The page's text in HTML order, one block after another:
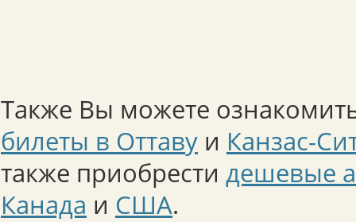
Также Вы можете
билеты в Оттаву и Канзас-
также приобрести дешевые
Канада и США.